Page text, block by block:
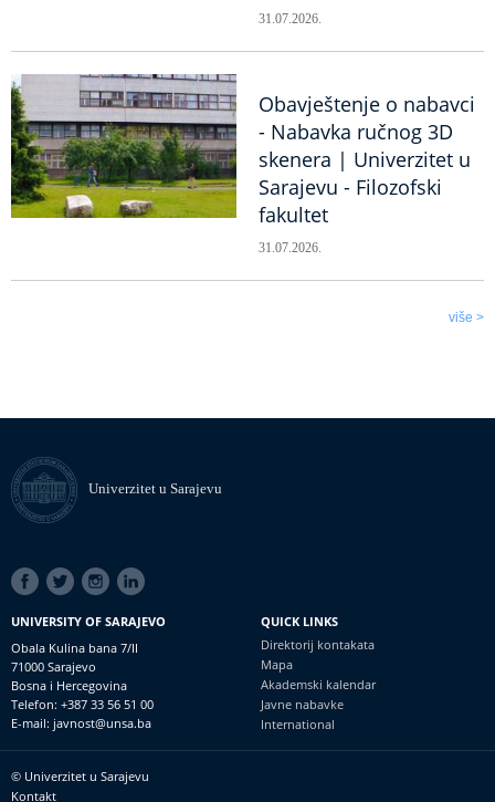
31.07.2026.
Obavještenje o nabavci
- Nabavka ručnog 3D
skenera | Univerzitet u
Sarajevu - Filozofski
fakultet
31.07.2026.
više >
Univerzitet u Sarajevu
SOCIAL
LINKS
UNIVERSITY OF SARAJEVO
Obala Kulina bana 7/II
71000 Sarajevo
Bosna i Hercegovina
Telefon: +387 33 56 51 00
E-mail: javnost@unsa.ba
QUICK LINKS
Direktorij kontakata
Mapa
Akademski kalendar
Javne nabavke
International
Footer
© Univerzitet u Sarajevu
Kontakt